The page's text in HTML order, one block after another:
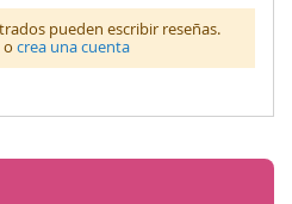
pueden escribir reseñas.
o crea una cuenta